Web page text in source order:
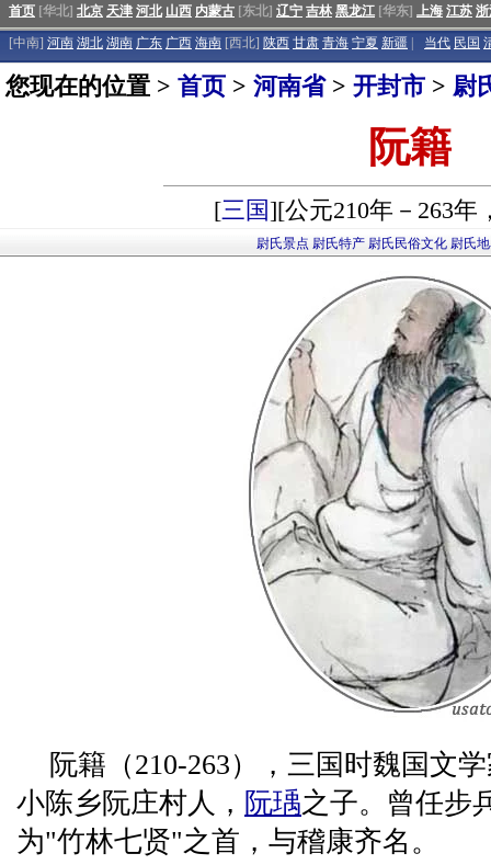
首页 [华北] 北京 天津 河北 山西 内蒙古 [东北] 辽宁 吉林 黑龙江 [华东] 上海 江苏
[中南] 河南 湖北 湖南 广东 广西 海南 [西北] 陕西 甘肃 青海 宁夏 新疆 当代 民国
您现在的位置 > 首页 > 河南省> 开封市 > 尉
阮籍
[三国][公元210年－263年
尉氏景点 尉氏特产 尉氏民俗文化 尉氏
阮籍（210-263），三国时魏国文
小陈乡阮庄村人， 阮瑀之子。曾任步
为"竹林七贤"之首，与稽康齐名。